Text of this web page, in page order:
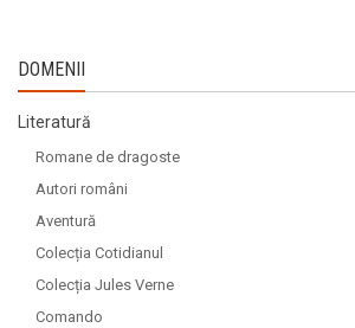
DOMENII
Literatură
Romane de dragoste
Autori români
Aventură
Colecția Cotidianul
Colecția Jules Verne
Comando